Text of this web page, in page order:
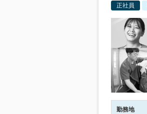
正社員
勤務地